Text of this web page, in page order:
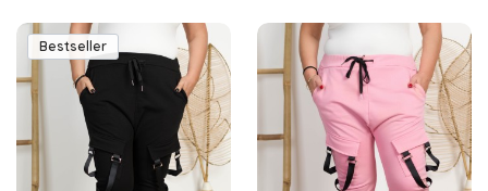
Bestseller